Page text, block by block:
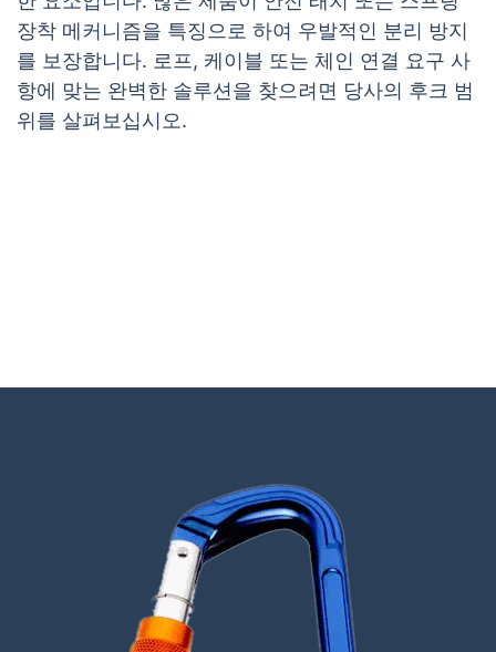
장착 메커니즘을 특징으로 하여 우발적인 분리 방지
를 보장합니다. 로프, 케이블 또는 체인 연결 요구 사
항에 맞는 완벽한 솔루션을 찾으려면 당사의 후크 범
위를 살펴보십시오.